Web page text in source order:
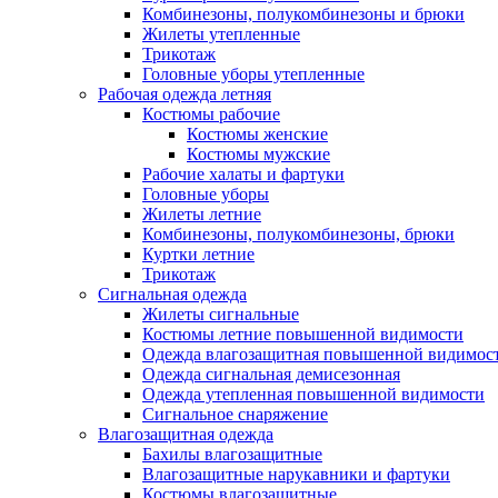
Комбинезоны, полукомбинезоны и брюки
Жилеты утепленные
Трикотаж
Головные уборы утепленные
Рабочая одежда летняя
Костюмы рабочие
Костюмы женские
Костюмы мужские
Рабочие халаты и фартуки
Головные уборы
Жилеты летние
Комбинезоны, полукомбинезоны, брюки
Куртки летние
Трикотаж
Сигнальная одежда
Жилеты сигнальные
Костюмы летние повышенной видимости
Одежда влагозащитная повышенной
Одежда сигнальная демисезонная
Одежда утепленная повышенной видимости
Сигнальное снаряжение
Влагозащитная одежда
Бахилы влагозащитные
Влагозащитные нарукавники и фартуки
Костюмы влагозащитные